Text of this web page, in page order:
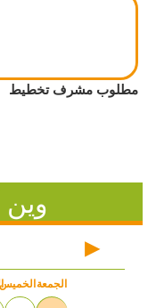
مطلوب مشرف تخطيط
وين
الخميسالجمعة